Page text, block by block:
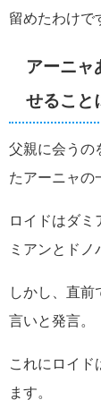
留めたわけで
アーニャ
せること
父親に会うの
たアーニャの
ロイドはダミ
ミアンとドノ
しかし、直前
言いと発言。
これにロイド
ます。